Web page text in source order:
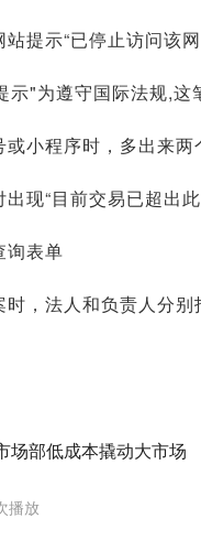
询表单
场部低成本撬动大市场
播放